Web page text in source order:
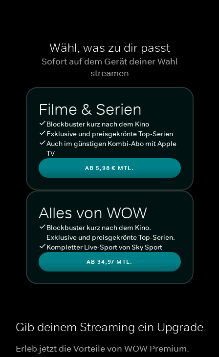
Wähl, was zu dir passt
Sofort auf dem Gerät deiner Wahl
streamen
Filme & Serien
Blockbuster kurz nach dem Kino
Exklusive und preisgekrönte Top-Serien
Auch im günstigen Kombi-Abo mit Apple
TV
AB 5,98 € MTL.
Alles von WOW
Blockbuster kurz nach dem Kino.
Exklusive und preisgekrönte Top-Serien.
Kompletter Live-Sport von Sky Sport
AB 34,97 MTL.
Gib deinem Streaming ein Upgrade
Erleb jetzt die Vorteile von WOW Premium.